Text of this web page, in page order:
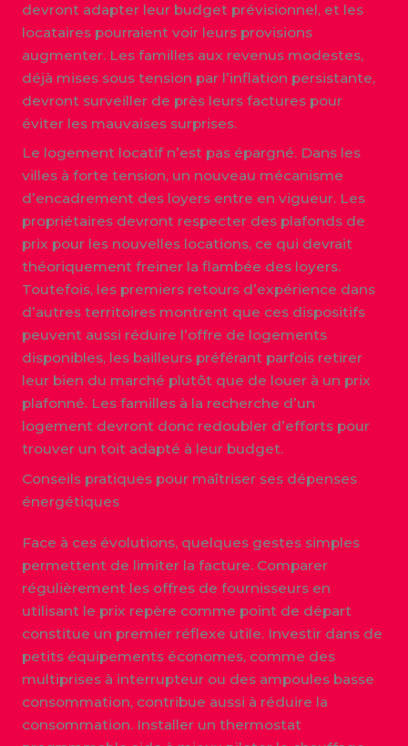
devront adapter leur budget prévisionnel, et les
locataires pourraient voir leurs provisions
augmenter. Les familles aux revenus modestes,
déjà mises sous tension par l’inflation persistante,
devront surveiller de près leurs factures pour
éviter les mauvaises surprises.
Le logement locatif n’est pas épargné. Dans les
villes à forte tension, un nouveau mécanisme
d’encadrement des loyers entre en vigueur. Les
propriétaires devront respecter des plafonds de
prix pour les nouvelles locations, ce qui devrait
théoriquement freiner la flambée des loyers.
Toutefois, les premiers retours d’expérience dans
d’autres territoires montrent que ces dispositifs
peuvent aussi réduire l’offre de logements
disponibles, les bailleurs préférant parfois retirer
leur bien du marché plutôt que de louer à un prix
plafonné. Les familles à la recherche d’un
logement devront donc redoubler d’efforts pour
trouver un toit adapté à leur budget.
Conseils pratiques pour maîtriser ses dépenses
énergétiques
Face à ces évolutions, quelques gestes simples
permettent de limiter la facture. Comparer
régulièrement les offres de fournisseurs en
utilisant le prix repère comme point de départ
constitue un premier réflexe utile. Investir dans de
petits équipements économes, comme des
multiprises à interrupteur ou des ampoules basse
consommation, contribue aussi à réduire la
consommation. Installer un thermostat